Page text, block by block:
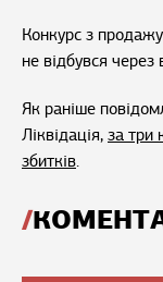
Конкурс з
не відбувся через
Як раніше
Ліквідація, за три
збитків.